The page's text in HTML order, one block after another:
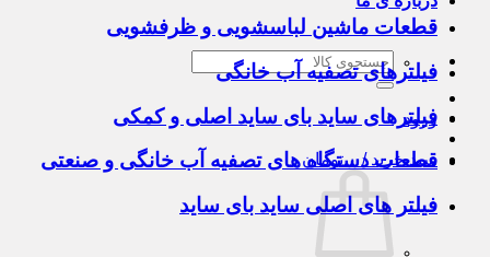
جستجو
برای:
ورود
سبد خرید /۰ تومان
قطعات ماشین لباسشویی و ظرفشویی
فیلترهای تصفیه آب خانگی
فیلترهای ساید بای ساید اصلی و کمکی
قطعات دستگاه های تصفیه آب خانگی و صنعتی
فیلتر های اصلی ساید بای ساید